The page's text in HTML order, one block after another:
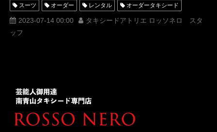
スーツ オーダー レンタル オーダータキシード
レンタルタキシード ロッソネロ 人気 横山宗生
MUNETAKAYOKOYAMA
ROSSONERO
タキシードレンタル東京
ゲレンデがとけるほど恋したい promise
2023-07-14 00:00
タキシードアトリエ ロッソネロ スタ
ッフ